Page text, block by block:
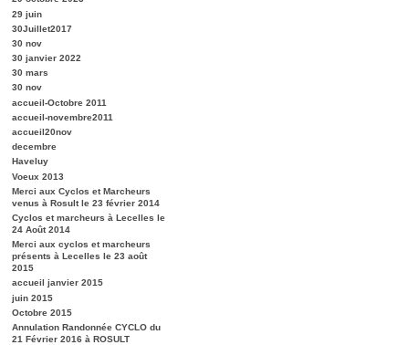
29 juin
30Juillet2017
30 nov
30 janvier 2022
30 mars
30 nov
accueil-Octobre 2011
accueil-novembre2011
accueil20nov
decembre
Haveluy
Voeux 2013
Merci aux Cyclos et Marcheurs
venus à Rosult le 23 février 2014
Cyclos et marcheurs à Lecelles le
24 Août 2014
Merci aux cyclos et marcheurs
présents à Lecelles le 23 août
2015
accueil janvier 2015
juin 2015
Octobre 2015
Annulation Randonnée CYCLO du
21 Février 2016 à ROSULT